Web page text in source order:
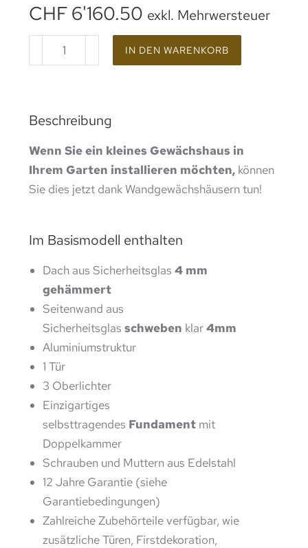
CHF 6'160.50 exkl. Mehrwersteuer
IN DEN WARENKORB
Beschreibung
Wenn Sie ein kleines Gewächshaus in
Ihrem Garten installieren möchten, können
Sie dies jetzt dank Wandgewächshäusern tun!
Im Basismodell enthalten
Dach aus Sicherheitsglas4 mm
gehämmert
Seitenwand aus
Sicherheitsglasschweben klar4mm
Aluminiumstruktur
1 Tür
3 Oberlichter
Einzigartiges
selbsttragendes Fundament mit
Doppelkammer
Schrauben und Muttern aus Edelstahl
12 Jahre Garantie (siehe
Garantiebedingungen)
Zahlreiche Zubehörteile verfügbar, wie
zusätzliche Türen, Firstdekoration,